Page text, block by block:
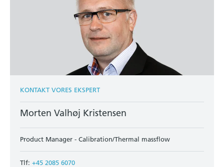
KONTAKT VORES EKSPERT
Morten Valhøj Kristensen
Product Manager - Calibration/Thermal massflow
Tlf: +45 2085 6070